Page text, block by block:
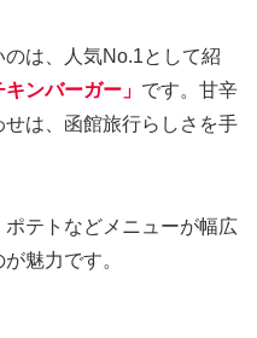
は、人気No.1として紹
ンバーガー」 です。甘辛
は、函館旅行らしさを手
テトなどメニューが幅広
が魅力です。